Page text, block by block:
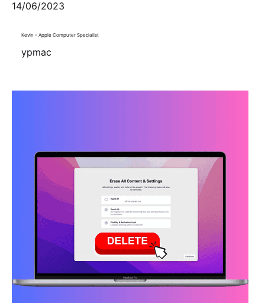
14/06/2023
Kevin – Apple Computer Specialist
ypmac